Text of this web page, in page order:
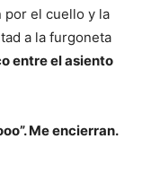
por el cuello y la
a la furgoneta
entre el asiento
Me encierran.